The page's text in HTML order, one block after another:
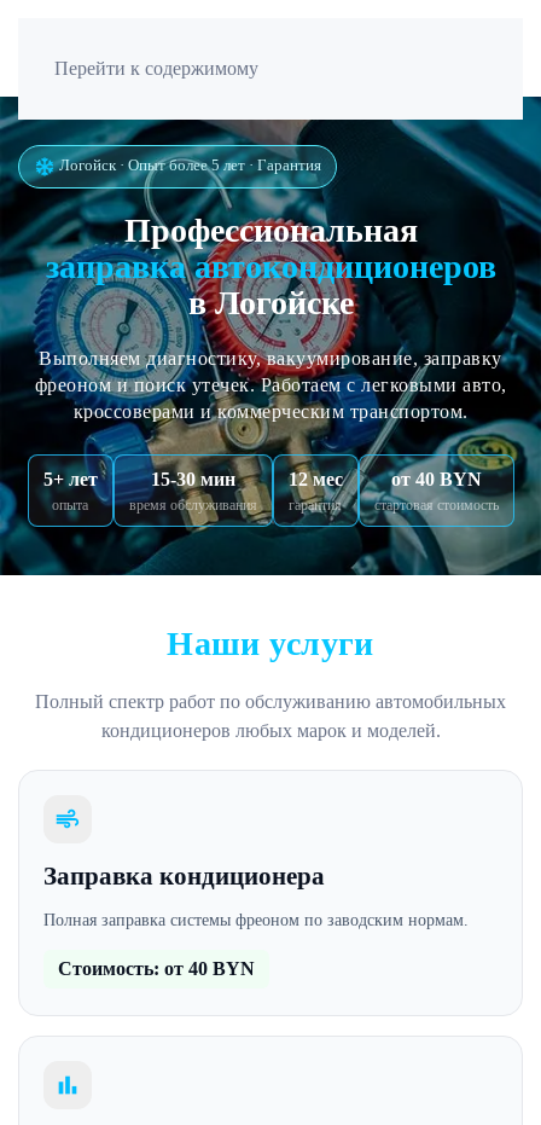
Перейти к содержимому
Логойск · Опыт более 5 лет · Гарантия
Профессиональная
заправка автокондиционеров
в Логойске
Выполняем диагностику, вакуумирование, заправку
фреоном и поиск утечек. Работаем с легковыми авто,
кроссоверами и коммерческим транспортом.
5+ лет
опыта
15-30 мин
время обслуживания
12 мес
гарантия
от 40 BYN
стартовая стоимость
Наши услуги
Полный спектр работ по обслуживанию автомобильных
кондиционеров любых марок и моделей.
Заправка кондиционера
Полная заправка системы фреоном по заводским нормам.
Стоимость: от 40 BYN